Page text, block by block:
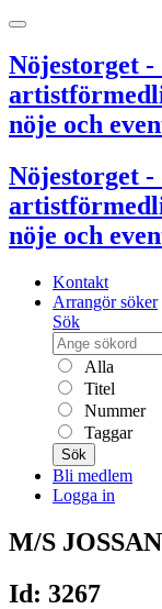
Nöjestorget -
nöje och
Nöjestorget -
nöje och
Kontakt
Arrangör söker
Sök
Alla
Titel
Nummer
Taggar
Sök
Bli medlem
Logga in
M/S JOSSAN
Id: 3267